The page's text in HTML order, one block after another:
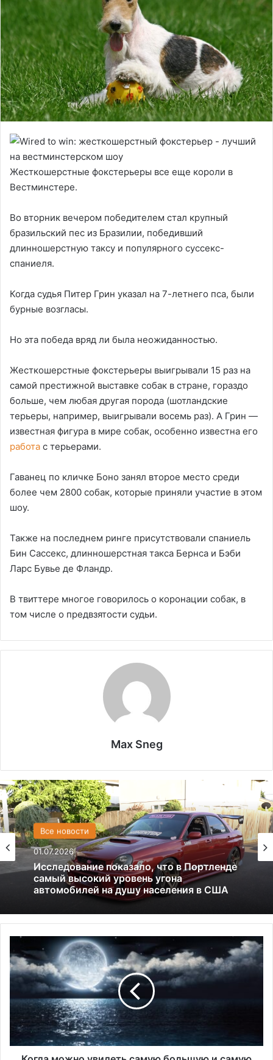
Жесткошерстные фокстерьеры все еще короли в
Вестминстере.
Во вторник вечером победителем стал крупный
бразильский пес из Бразилии, победивший
длинношерстную таксу и популярного суссекс-
спаниеля.
Когда судья Питер Грин указал на 7-летнего пса, были
бурные возгласы.
Но эта победа вряд ли была неожиданностью.
Жесткошерстные фокстерьеры выигрывали 15 раз на
самой престижной выставке собак в стране, гораздо
больше, чем любая другая порода (шотландские
терьеры, например, выигрывали восемь раз). А Грин —
известная фигура в мире собак, особенно известна его
работа с терьерами.
Гаванец по кличке Боно занял второе место среди
более чем 2800 собак, которые приняли участие в этом
шоу.
Также на последнем ринге присутствовали спаниель
Бин Сассекс, длинношерстная такса Бернса и Бэби
Ларс Бувье де Фландр.
В твиттере многое говорилось о коронации собак, в
том числе о предвзятости судьи.
Max Sneg
Все новости
01.07.2026
Исследование показало, что в Портленде
самый высокий уровень угона
автомобилей на душу населения в США
США
13.06.2025
Америка имеет огромный избыток сыра
о
г
м
н